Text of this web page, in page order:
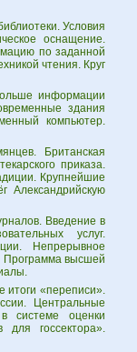
Условия
оснащение.
по заданной
чтения. Круг
информации
здания
компьютер.
Британская
приказа.
Крупнейшие
Александрийскую
Введение в
услуг.
Непрерывное
Программа высшей
итоги «переписи».
Центральные
системе оценки
для госсектора».